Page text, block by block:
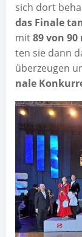
sich dort
das Fina­le
mit89 von
ten sie dann
über­zeu­gen
na­le